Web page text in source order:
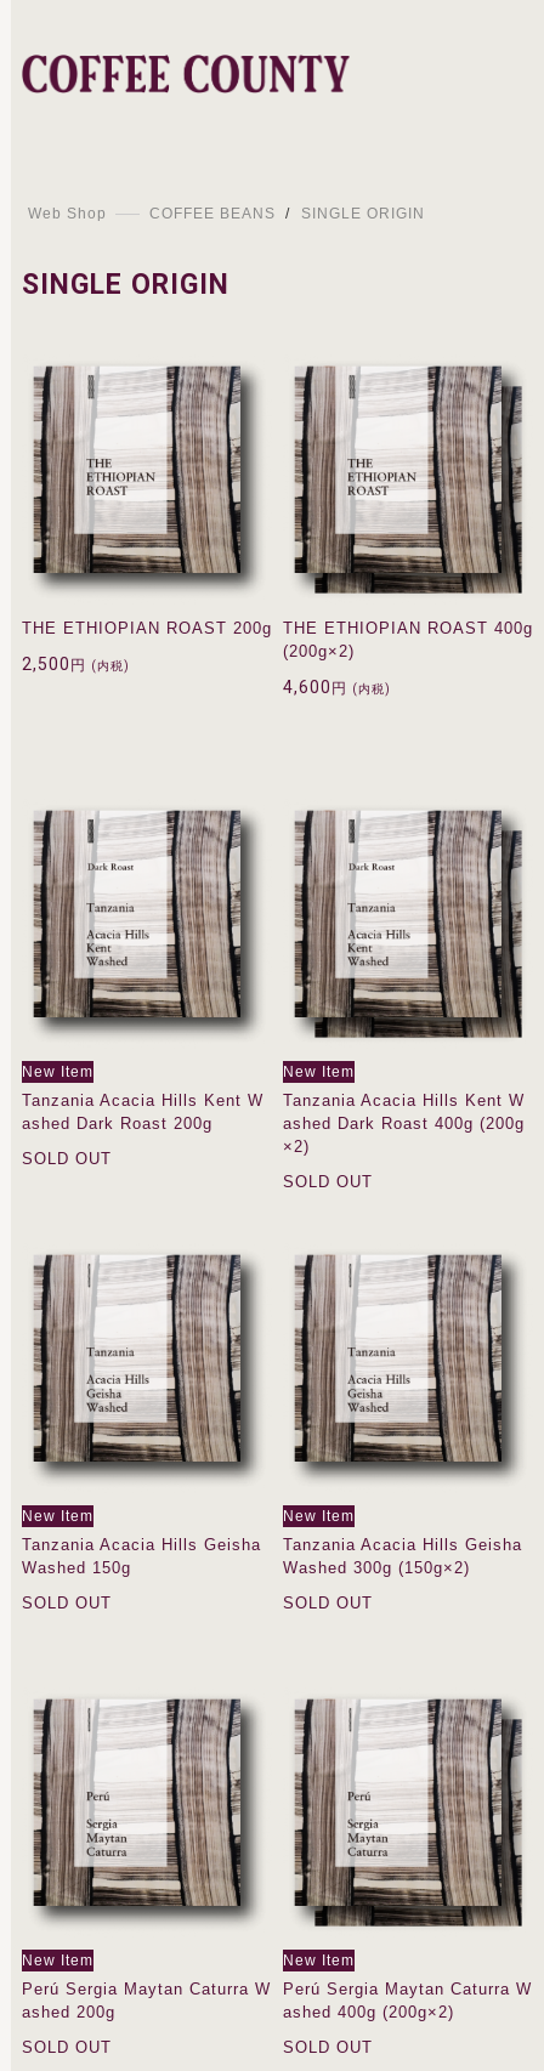
Web Shop COFFEE BEANS / SINGLE ORIGIN
SINGLE ORIGIN
THE ETHIOPIAN ROAST 200g
2,500 円 (内税)
THE ETHIOPIAN ROAST 400g
(200g×2)
4,600 円 (内税)
New Item
Tanzania Acacia Hills Kent W
ashed Dark Roast 200g
SOLD OUT
New Item
Tanzania Acacia Hills Kent W
ashed Dark Roast 400g (200g
×2)
SOLD OUT
New Item
Tanzania Acacia Hills Geisha
Washed 150g
SOLD OUT
New Item
Tanzania Acacia Hills Geisha
Washed 300g (150g×2)
SOLD OUT
New Item
Perú Sergia Maytan Caturra W
ashed 200g
SOLD OUT
New Item
Perú Sergia Maytan Caturra W
ashed 400g (200g×2)
SOLD OUT